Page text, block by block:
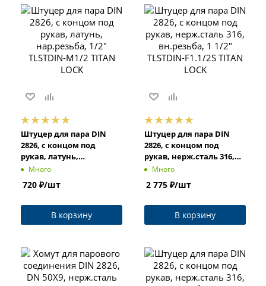
Штуцер для пара DIN
2826, с концом под
рукав, латунь,
нар.резьба, 1/2" TLSTDIN-
M1/2 TITAN LOCK
Много
720 ₽/шт
В корзину
Штуцер для пара DIN
2826, с концом под
рукав, нерж.сталь 316,
вн.резьба, 1 1/2"
TLSTDIN-F1.1/2S TITAN
LOCK
Много
2 775 ₽/шт
В корзину